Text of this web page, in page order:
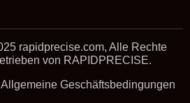
rapidprecise.com, Alle Rechte
von RAPIDPRECISE.
Allgemeine Geschäftsbedingungen